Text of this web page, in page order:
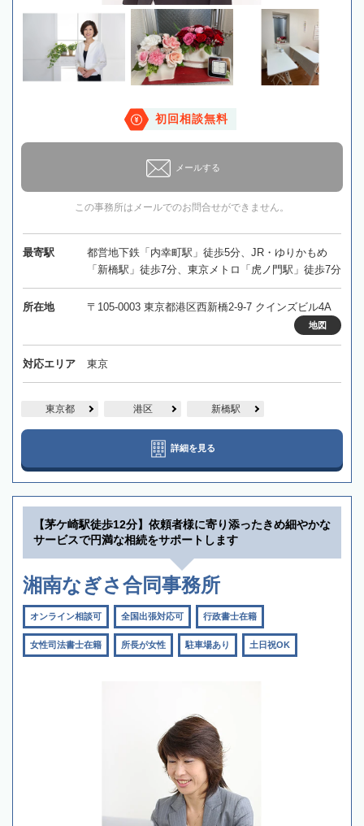
初回相談無料
メールする
この事務所はメールでのお問合せができません。
最寄駅
都営地下鉄「内幸町駅」徒歩5分、JR・ゆりかもめ
「新橋駅」徒歩7分、東京メトロ「虎ノ門駅」徒歩7分
所在地 〒105-0003 東京都港区西新橋2-9-7 クインズビル4A
地図
対応エリア 東京
東京都 港区 新橋駅
詳細を見る
【茅ケ崎駅徒歩12分】依頼者様に寄り添ったきめ細やかな
サービスで円満な相続をサポートします
湘南なぎさ合同事務所
オンライン相談可 全国出張対応可 行政書士在籍
女性司法書士在籍 所長が女性 駐車場あり 土日祝OK